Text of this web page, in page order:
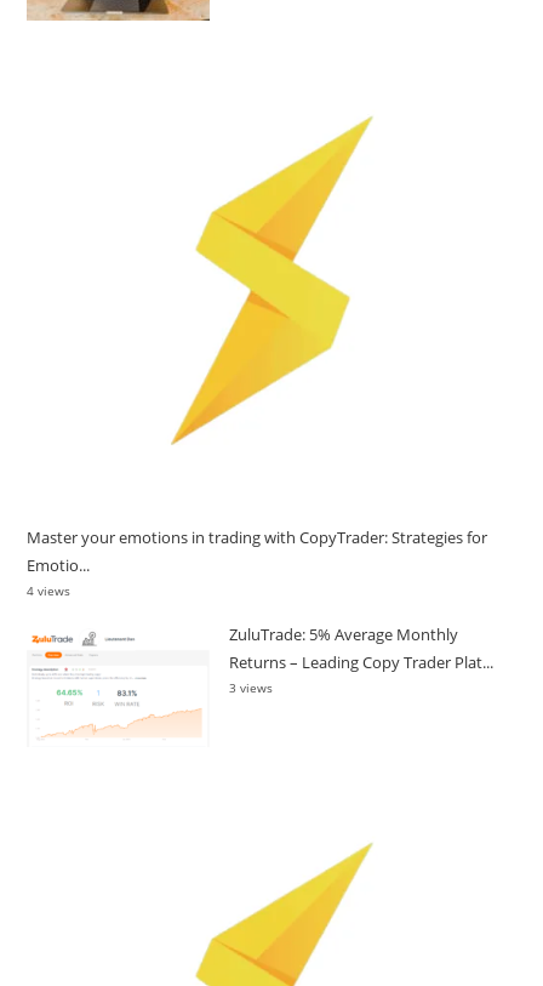
Master your emotions in trading with CopyTrader: Strategies for
Emotio...
4 views
ZuluTrade: 5% Average Monthly
Returns – Leading Copy Trader Plat...
3 views